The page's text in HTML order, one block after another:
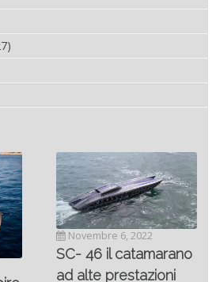
Novembre 6, 2022
SC- 46 il catamarano
ad alte prestazioni